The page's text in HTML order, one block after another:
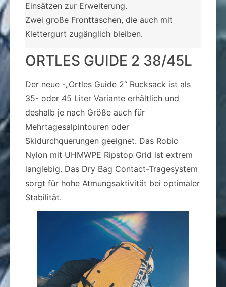
Einsätzen zur Erweiterung.
Zwei große Fronttaschen, die auch mit
Klettergurt zugänglich bleiben.
ORTLES GUIDE 2 38/45L
Der neue -„Ortles Guide 2“ Rucksack ist als
35- oder 45 Liter Variante erhältlich und
deshalb je nach Größe auch für
Mehrtagesalpintouren oder
Skidurchquerungen geeignet. Das Robic
Nylon mit UHMWPE Ripstop Grid ist extrem
langlebig. Das Dry Bag Contact-Tragesystem
sorgt für hohe Atmungsaktivität bei optimaler
Stabilität.